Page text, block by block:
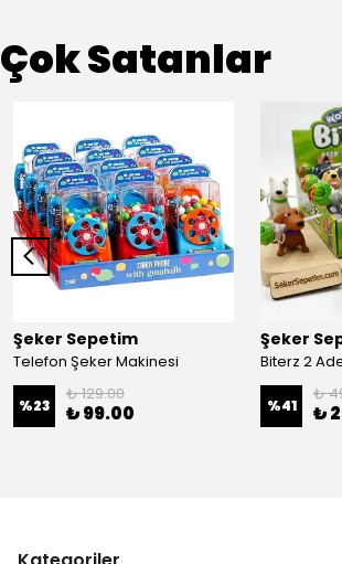
Çok Satanlar
Şeker Sepetim
Telefon Şeker Makinesi
%23
₺ 129.00
₺ 99.00
Şeker
Biterz 2
%41
₺
₺